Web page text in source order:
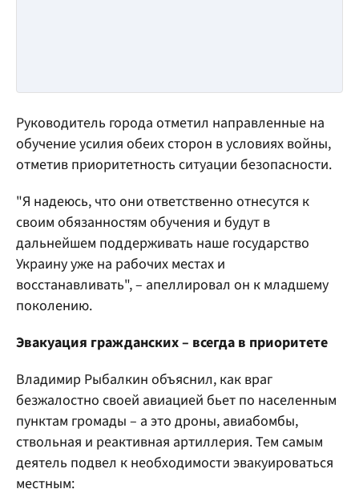
Руководитель города отметил направленные на
обучение усилия обеих сторон в условиях войны,
отметив приоритетность ситуации безопасности.
"Я надеюсь, что они ответственно отнесутся к
своим обязанностям обучения и будут в
дальнейшем поддерживать наше государство
Украину уже на рабочих местах и
восстанавливать", – апеллировал он к младшему
поколению.
Эвакуация гражданских – всегда в приоритете
Владимир Рыбалкин объяснил, как враг
безжалостно своей авиацией бьет по населенным
пунктам громады – а это дроны, авиабомбы,
ствольная и реактивная артиллерия. Тем самым
деятель подвел к необходимости эвакуироваться
местным: